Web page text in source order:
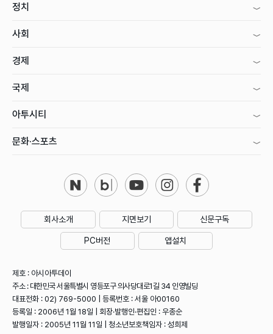
정치
사회
경제
국제
아투시티
문화·스포츠
회사소개 지면보기 신문구독
PC버전 앱설치
제호 : 아시아투데이
주소 : 대한민국 서울특별시 영등포구 의사당대로1길 34 인영빌딩
대표전화 : 02) 769-5000 | 등록번호 : 서울 아00160
등록일 : 2006년 1월 18일 | 회장·발행인·편집인 : 우종순
발행일자 : 2005년 11월 11일 | 청소년보호책임자 : 성희제